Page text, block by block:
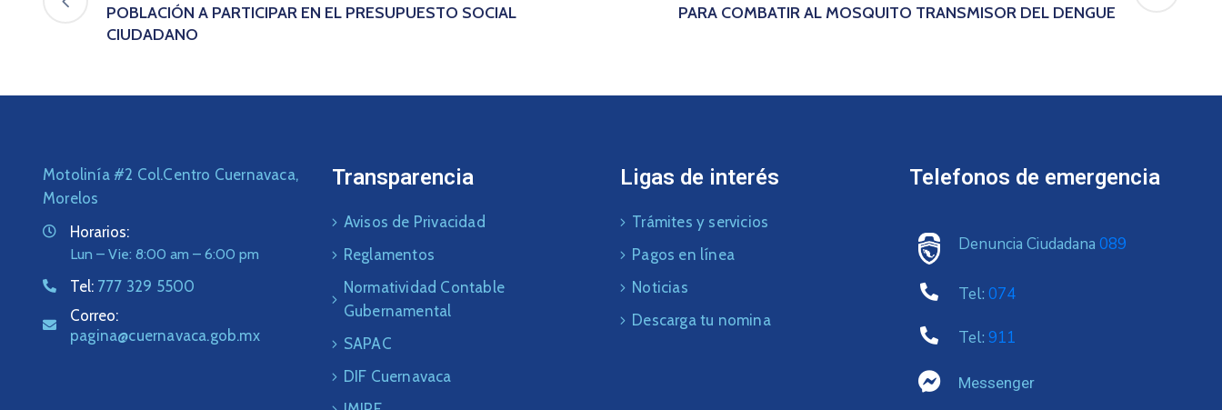
POBLACIÓN A PARTICIPAR EN EL PRESUPUESTO SOCIAL
CIUDADANO
PARA COMBATIR AL MOSQUITO TRANSMISOR DEL DENGUE
Motolinía #2 Col.Centro Cuernavaca,
Morelos
Horarios:
Lun – Vie: 8:00 am – 6:00 pm
Tel: 777 329 5500
Correo:
pagina@cuernavaca.gob.mx
Transparencia
Avisos de Privacidad
Reglamentos
Normatividad Contable
Gubernamental
SAPAC
DIF Cuernavaca
Ligas de interés
Trámites y servicios
Pagos en línea
Noticias
Descarga tu nomina
Telefonos de emergencia
Denuncia Ciudadana 089
Tel: 074
Tel: 911
Messenger